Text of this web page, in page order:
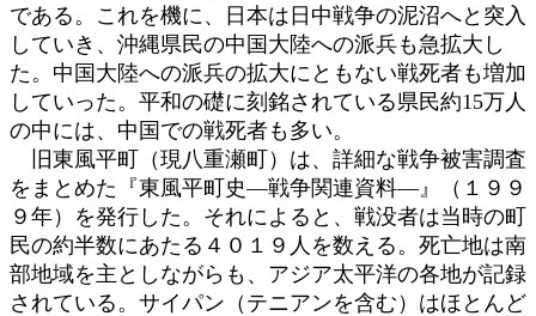
である。これを機に、日本は日中戦争の泥沼へと突入
していき、沖縄県民の中国大陸への派兵も急拡大し
た。中国大陸への派兵の拡大にともない戦死者も増加
していった。平和の礎に刻銘されている県民約15万人
の中には、中国での戦死者も多い。
旧東風平町（現八重瀬町）は、詳細な戦争被害調査
をまとめた『東風平町史―戦争関連資料―』（１９９
９年）を発行した。それによると、戦没者は当時の町
民の約半数にあたる４０１９人を数える。死亡地は南
部地域を主としながらも、アジア太平洋の各地が記録
されている。サイパン（テニアンを含む）はほとんど